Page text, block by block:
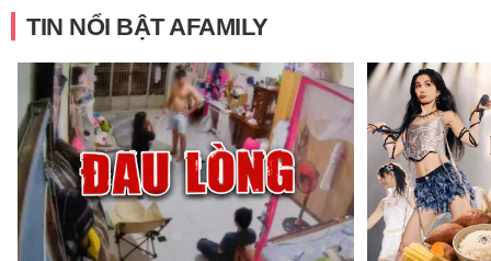
TIN NỔI BẬT AFAMILY